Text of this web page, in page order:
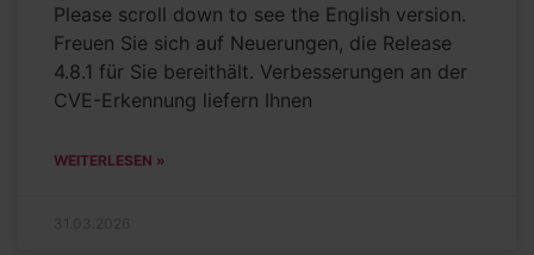
Please scroll down to see the English version.
Freuen Sie sich auf Neuerungen, die Release
4.8.1 für Sie bereithält. Verbesserungen an der
CVE-Erkennung liefern Ihnen
WEITERLESEN »